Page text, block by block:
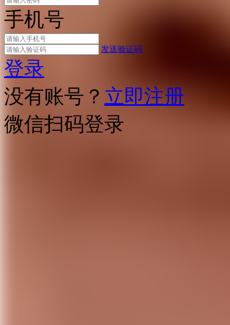
手机号
发送验证码
登录
没有账号？ 立即注册
微信扫码登录